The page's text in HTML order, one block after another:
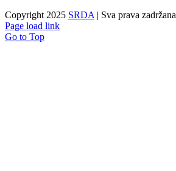
Copyright 2025 SRDA | Sva prava zadržana
Page load link
Go to Top